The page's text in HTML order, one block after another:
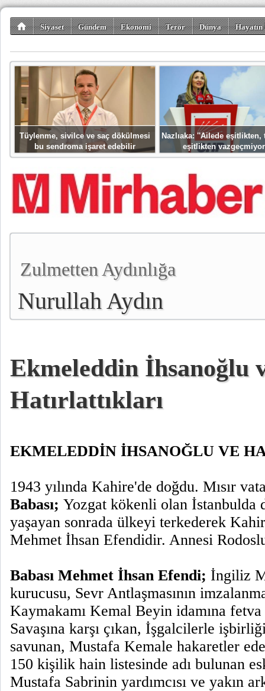
Siyaset Gündem Ekonomi Terör Dünya
Tüylenme, sivilce ve saç dökülmesi
bu sendroma işaret edebilir
Nazlıaka: ''Ailede eşitlikten,
eşitlikten
Zulmetten Aydınlığa
Nurullah Aydın
Ekmeleddin İhsanoğlu
Hatırlattıkları
EKMELEDDİN İHSANOĞLU VE
1943 yılında Kahire'de doğdu. Mısır
Babası; Yozgat kökenli olan
yaşayan sonrada ülkeyi terkederek
Mehmet İhsan Efendidir. Annesi
Babası Mehmet İhsan Efendi; İngiliz
kurucusu, Sevr Antlaşmasının
Kaymakamı Kemal Beyin idamına
Savaşına karşı çıkan, İşgalcilerle
savunan, Mustafa Kemale hakaretler
150 kişilik hain listesinde adı bulunan
Mustafa Sabrinin yardımcısı ve yakın